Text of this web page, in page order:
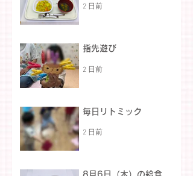
2 日前
指先遊び
2 日前
毎日リトミック
2 日前